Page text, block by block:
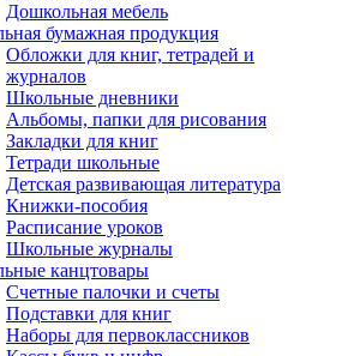
Дошкольная мебель
бумажная продукция
Обложки для книг, тетрадей и
журналов
Школьные дневники
Альбомы, папки для рисования
Закладки для книг
Тетради школьные
Детская развивающая литература
Книжки-пособия
Расписание уроков
Школьные журналы
канцтовары
Счетные палочки и счеты
Подставки для книг
Наборы для первоклассников